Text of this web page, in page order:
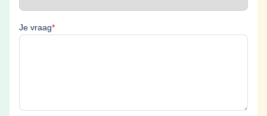
Je vraag*Je vraag is verplicht